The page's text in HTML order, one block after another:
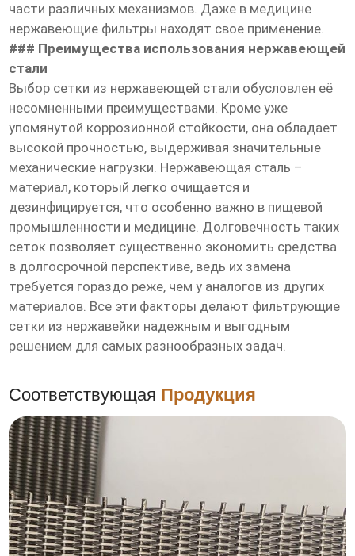
части различных механизмов. Даже в медицине
нержавеющие фильтры находят свое применение.
### Преимущества использования нержавеющей
стали
Выбор сетки из нержавеющей стали обусловлен её
несомненными преимуществами. Кроме уже
упомянутой коррозионной стойкости, она обладает
высокой прочностью, выдерживая значительные
механические нагрузки. Нержавеющая сталь –
материал, который легко очищается и
дезинфицируется, что особенно важно в пищевой
промышленности и медицине. Долговечность таких
сеток позволяет существенно экономить средства
в долгосрочной перспективе, ведь их замена
требуется гораздо реже, чем у аналогов из других
материалов. Все эти факторы делают фильтрующие
сетки из нержавейки надежным и выгодным
решением для самых разнообразных задач.
Соответствующая Продукция